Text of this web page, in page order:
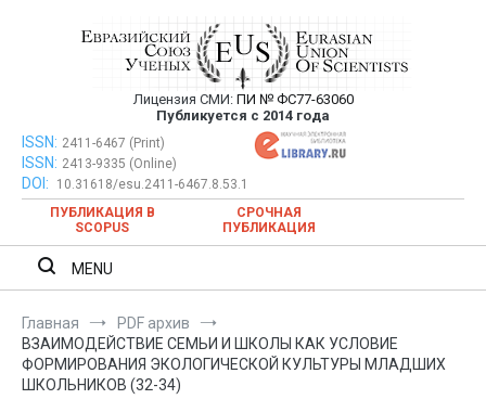
Евразийский Союз Ученых —
публикация научных статей в
ежемесячном научном журнале
Лицензия СМИ: ПИ № ФС77-63060
Публикуется с 2014 года
Евразийский Союз Ученых — публикация научных статей в
ежемесячном научном журнале
ISSN: 2411-6467 (Print)
ISSN: 2413-9335 (Online)
DOI:
10.31618/esu.2411-6467.8.53.1
ПУБЛИКАЦИЯ В
SCOPUS
СРОЧНАЯ
ПУБЛИКАЦИЯ
MENU
Главная
PDF архив
ВЗАИМОДЕЙСТВИЕ СЕМЬИ И ШКОЛЫ КАК УСЛОВИЕ
ФОРМИРОВАНИЯ ЭКОЛОГИЧЕСКОЙ КУЛЬТУРЫ МЛАДШИХ
ШКОЛЬНИКОВ (32-34)